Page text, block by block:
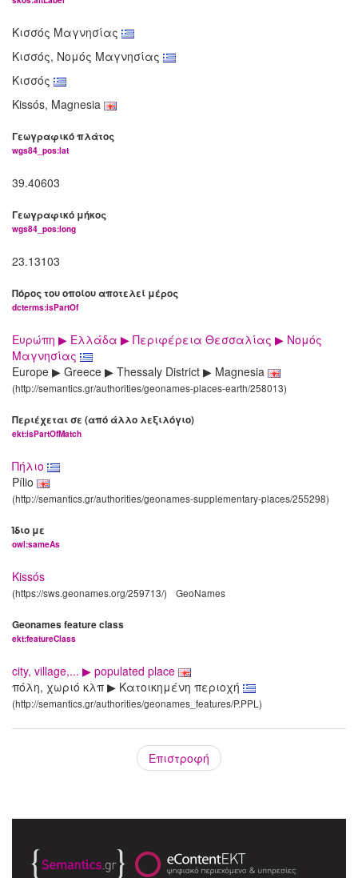
Κισσός Μαγνησίας
Κισσός, Νομός Μαγνησίας
Κισσός
Kissós, Magnesia
Γεωγραφικό πλάτος
wgs84_pos:lat
39.40603
Γεωγραφικό μήκος
wgs84_pos:long
23.13103
Πόρος του οποίου αποτελεί μέρος
dcterms:isPartOf
Ευρώπη ▶ Ελλάδα ▶ Περιφέρεια Θεσσαλίας ▶ Νομός
Μαγνησίας
Europe ▶ Greece ▶ Thessaly District ▶ Magnesia
(http://semantics.gr/authorities/geonames-places-earth/258013)
Περιέχεται σε (από άλλο λεξιλόγιο)
ekt:isPartOfMatch
Πήλιο
Pílio
(http://semantics.gr/authorities/geonames-supplementary-places/255298)
Ίδιο με
owl:sameAs
Kissós
(https://sws.geonames.org/259713/) GeoNames
Geonames feature class
ekt:featureClass
city, village,... ▶ populated place
πόλη, χωριό κλπ ▶ Κατοικημένη περιοχή
(http://semantics.gr/authorities/geonames_features/P.PPL)
Επιστροφή